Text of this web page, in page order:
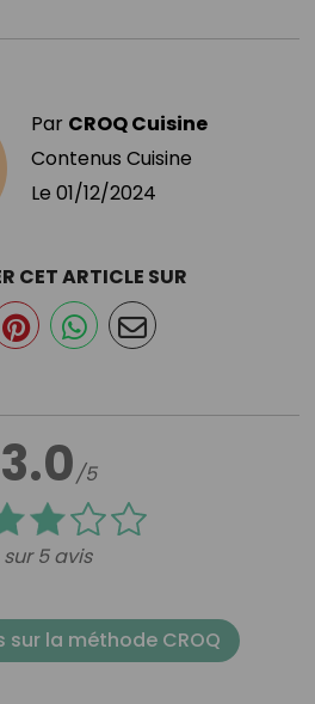
Par CROQ Cuisine
Contenus Cuisine
Le 01/12/2024
3.0/5
sur 5 avis
CET ARTICLE SUR
sur la méthode CROQ